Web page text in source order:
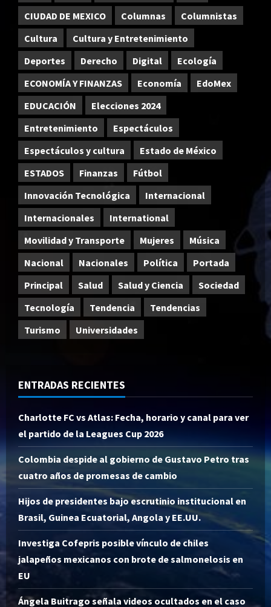
CIUDAD DE MEXICO
Columnas
Columnistas
Cultura
Cultura y Entretenimiento
Deportes
Derecho Digital
Ecología
ECONOMÍA Y FINANZAS
Economía
EdoMex
EDUCACIÓN
Elecciones 2024
Entretenimiento
Espectáculos
Espectáculos y cultura
Estado de México
ESTADOS
Finanzas
Fútbol
Innovación Tecnológica
Internacional
Internacionales
International
Movilidad y Transporte
Mujeres
Música
Nacional
Nacionales Política
Portada
Principal
Salud Salud y Ciencia
Sociedad
Tecnología
Tendencia
Tendencias
Turismo
Universidades
ENTRADAS RECIENTES
Charlotte FC vs Atlas: Fecha, horario y canal para ver
el partido de la Leagues Cup 2026
Colombia despide al gobierno de Gustavo Petro tras
cuatro años de promesas de cambio
Hijos de presidentes bajo escrutinio institucional en
Brasil, Guinea Ecuatorial, Angola y EE.UU.
Investiga Cofepris posible vínculo de chiles
jalapeños mexicanos con brote de salmonelosis en
EU
Ángela Buitrago señala videos ocultados en el caso